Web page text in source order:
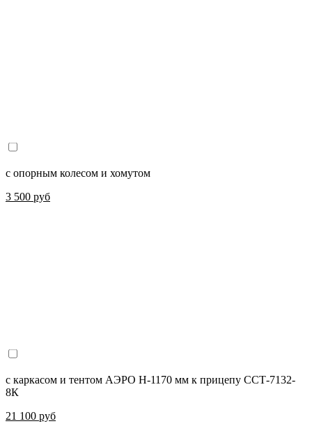
с опорным колесом и хомутом
3 500 руб
с каркасом и тентом АЭРО H-1170 мм к прицепу ССТ-7132-
8К
21 100 руб